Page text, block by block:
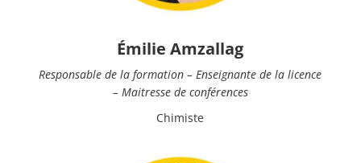
Émilie Amzallag
Responsable de la formation – Enseignante de la licence
– Maitresse de conférences
Chimiste